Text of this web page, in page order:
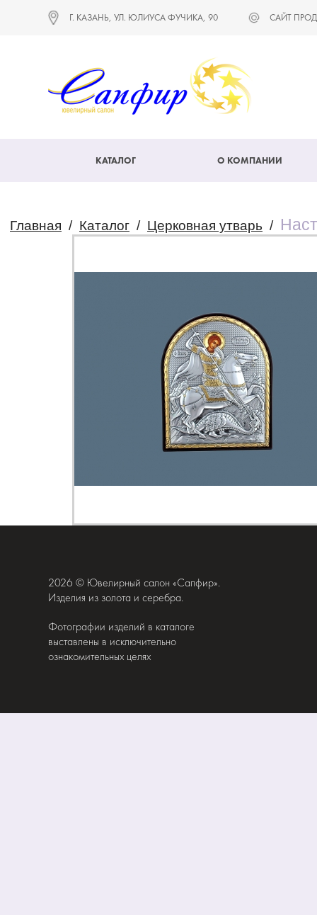
Г. КАЗАНЬ, УЛ. ЮЛИУСА ФУЧИКА, 90 САЙТ
КАТАЛОГ О КОМПАНИИ
Главная / Каталог / Церковная утварь /
2026 © Ювелирный салон «Сапфир».
Изделия из золота и серебра.
Фотографии изделий в каталоге
выставлены в исключительно
ознакомительных целях